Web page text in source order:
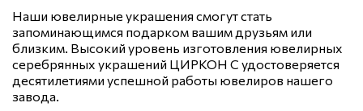
Наши ювелирные украшения смогут стать
запоминающимся подарком вашим друзьям или
близким. Высокий уровень изготовления ювелирных
серебрянных украшений ЦИРКОН С удостоверяется
десятилетиями успешной работы ювелиров нашего
завода.